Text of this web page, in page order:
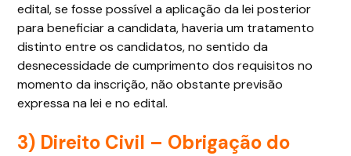
edital, se fosse possível a aplicação da lei posterior
para beneficiar a candidata, haveria um tratamento
distinto entre os candidatos, no sentido da
desnecessidade de cumprimento dos requisitos no
momento da inscrição, não obstante previsão
expressa na lei e no edital.
3) Direito Civil – Obrigação do